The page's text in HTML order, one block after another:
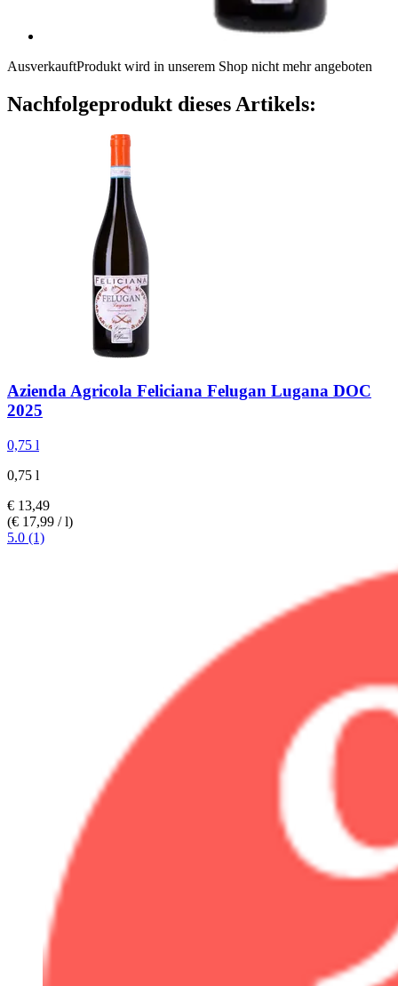
AusverkauftProdukt wird in unserem Shop nicht mehr angeboten
Nachfolgeprodukt dieses Artikels:
Azienda Agricola Feliciana Felugan Lugana DOC
2025
0,75 l
0,75 l
€ 13,49
(€ 17,99 / l)
5.0 (1)